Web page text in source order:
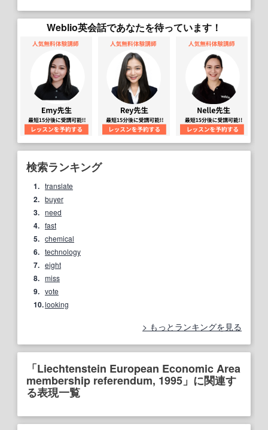
Weblio英会話であなたを待っています！
検索ランキング
1. translate
2. buyer
3. need
4. fast
5. chemical
6. technology
7. eight
8. miss
9. vote
10.looking
もっとランキングを見る
「Liechtenstein European Economic Area
membership referendum, 1995」に関連す
る表現一覧